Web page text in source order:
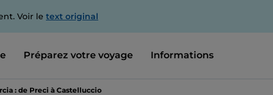
Voir le text original
Préparez votre voyage Informations
: de Preci à Castelluccio